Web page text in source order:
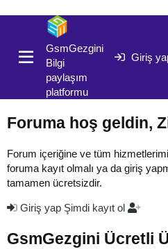
GsmGezgini
Bilgi
paylaşım
platformu
Giriş
Foruma hoş geldin,
Forum içeriğine ve tüm
foruma kayıt olmalı ya da giriş
tamamen ücretsizdir.
Giriş yap Şimdi kayıt ol
GsmGezgini Ücretli